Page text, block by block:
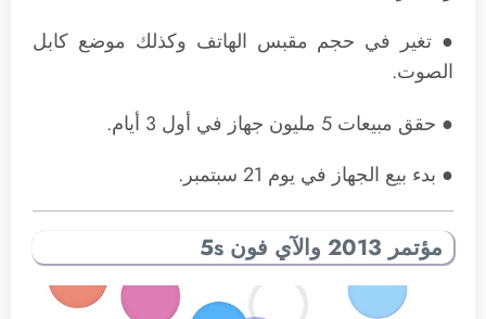
● تغير في حجم مقبس الهاتف وكذلك موضع كابل
الصوت.
● حقق مبيعات 5 مليون جهاز في أول 3 أيام.
● بدء بيع الجهاز في يوم 21 سبتمبر.
مؤتمر 2013 والآي فون 5s